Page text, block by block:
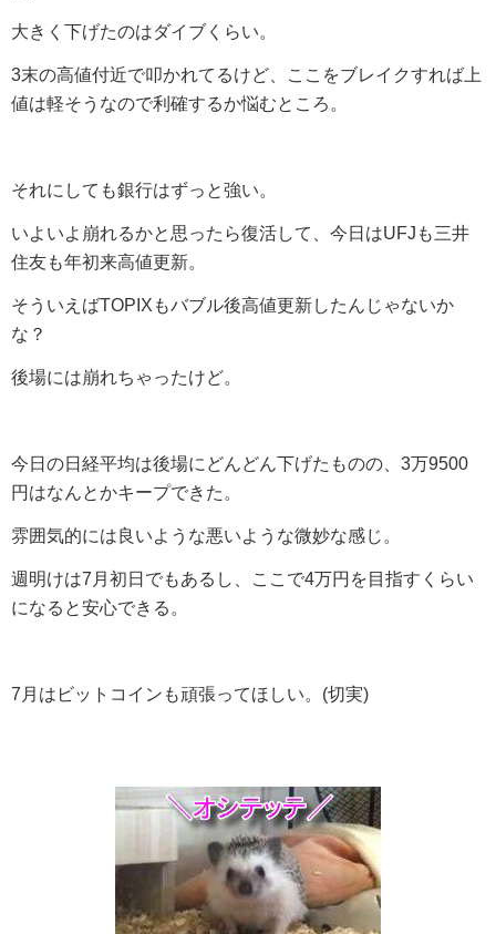
大きく下げたのはダイブくらい。
3末の高値付近で叩かれてるけど、ここをブレイクすれば上
値は軽そうなので利確するか悩むところ。
それにしても銀行はずっと強い。
いよいよ崩れるかと思ったら復活して、今日はUFJも三井
住友も年初来高値更新。
そういえばTOPIXもバブル後高値更新したんじゃないか
な？
後場には崩れちゃったけど。
今日の日経平均は後場にどんどん下げたものの、3万9500
円はなんとかキープできた。
雰囲気的には良いような悪いような微妙な感じ。
週明けは7月初日でもあるし、ここで4万円を目指すくらい
になると安心できる。
7月はビットコインも頑張ってほしい。(切実)